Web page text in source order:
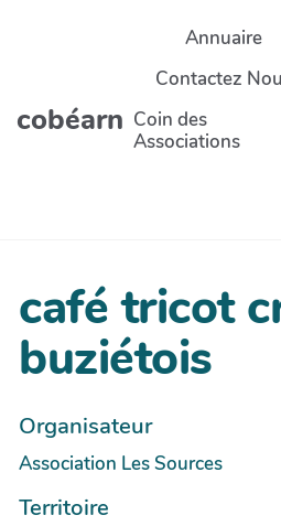
Aller au contenu principal
cobéarn
Annuaire
Contactez
Coin des
Associations
café tricot
buziétois
Organisateur
Association Les Sources
Territoire